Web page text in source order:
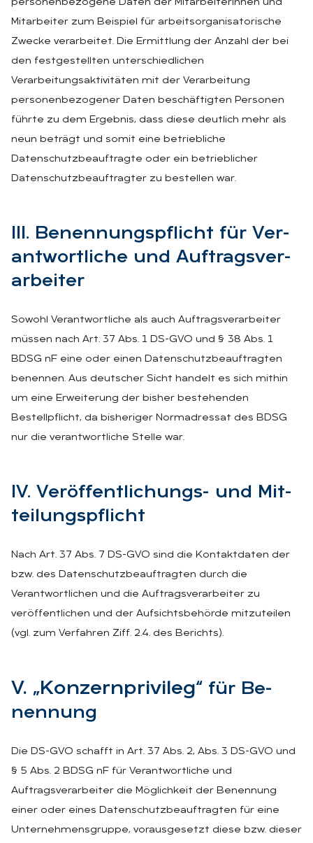
personenbezogene Daten der Mitarbeiterinnen und
Mitarbeiter zum Beispiel für arbeitsorganisatorische
Zwecke verarbeitet. Die Ermittlung der Anzahl der bei
den festgestellten unterschiedlichen
Verarbeitungsaktivitäten mit der Verarbeitung
personenbezogener Daten beschäftigten Personen
führte zu dem Ergebnis, dass diese deutlich mehr als
neun beträgt und somit eine betriebliche
Datenschutzbeauftragte oder ein betrieblicher
Datenschutzbeauftragter zu bestellen war.
III. Be­nen­nungs­pflicht für Ver­
ant­wort­li­che und Auf­trags­ver­
ar­bei­ter
Sowohl Verantwortliche als auch Auftragsverarbeiter
müssen nach Art. 37 Abs. 1 DS-GVO und § 38 Abs. 1
BDSG nF eine oder einen Datenschutzbeauftragten
benennen. Aus deutscher Sicht handelt es sich mithin
um eine Erweiterung der bisher bestehenden
Bestellpflicht, da bisheriger Normadressat des BDSG
nur die verantwortliche Stelle war.
IV. Ver­öf­fent­li­chungs- und Mit­
tei­lungs­pflicht
Nach Art. 37 Abs. 7 DS-GVO sind die Kontaktdaten der
bzw. des Datenschutzbeauftragten durch die
Verantwortlichen und die Auftragsverarbeiter zu
veröffentlichen und der Aufsichtsbehörde mitzuteilen
(vgl. zum Verfahren Ziff. 2.4. des Berichts).
V. „Kon­zern­pri­vi­leg“ für Be­
nen­nung
Die DS-GVO schafft in Art. 37 Abs. 2, Abs. 3 DS-GVO und
§ 5 Abs. 2 BDSG nF für Verantwortliche und
Auftragsverarbeiter die Möglichkeit der Benennung
einer oder eines Datenschutzbeauftragten für eine
Unternehmensgruppe, vorausgesetzt diese bzw. dieser